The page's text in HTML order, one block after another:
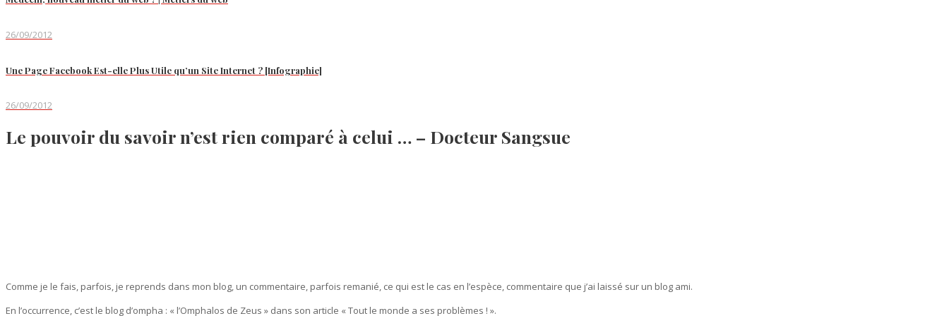
26/09/2012
Une Page Facebook Est-elle Plus Utile qu’un Site Internet ? [Infographie]
26/09/2012
Le pouvoir du savoir n’est rien comparé à celui … – Docteur Sangsue
Comme je le fais, parfois, je reprends dans mon blog, un commentaire, parfois remanié, ce qui est le cas en l’espèce, commentaire que j’ai laissé sur un blog ami.
En l’occurrence, c’est le blog d’ompha : « l’Omphalos de Zeus » dans son article « Tout le monde a ses problèmes ! ».